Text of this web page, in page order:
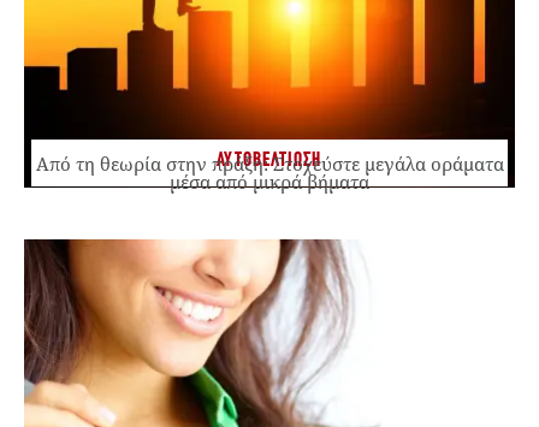
ΑΥΤΟΒΕΛΤΙΩΣΗ
Από τη θεωρία στην πράξη: Στοχεύστε μεγάλα οράματα
μέσα από μικρά βήματα